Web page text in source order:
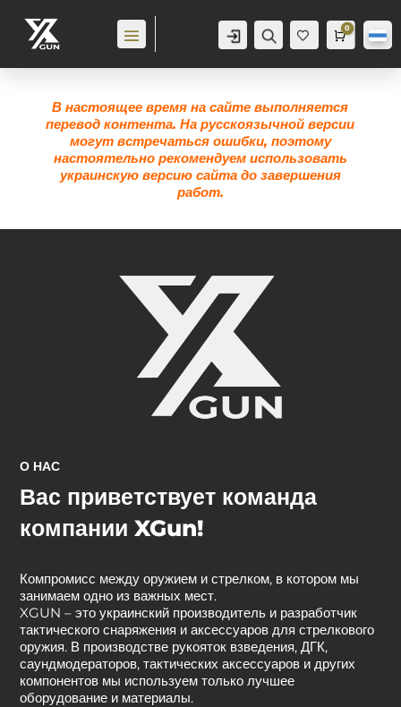
Аккаунт Поиск
Же
лан
Корзина
0
0,0грн
В настоящее время на сайте выполняется
перевод контента. На русскоязычной версии
могут встречаться ошибки, поэтому
настоятельно рекомендуем использовать
украинскую версию сайта до завершения
работ.
О НАС
Вас приветствует команда
компании XGun!
Компромисс между оружием и стрелком, в котором мы
занимаем одно из важных мест.
XGUN – это украинский производитель и разработчик
тактического снаряжения и аксессуаров для стрелкового
оружия. В производстве рукояток взведения, ДГК,
саундмодераторов, тактических аксессуаров и других
компонентов мы используем только лучшее
оборудование и материалы.